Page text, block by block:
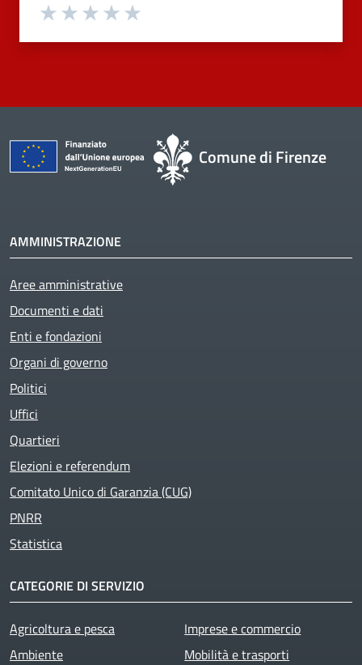
Valuta 4 stelle su 5
Valuta 3 stelle su 5
Valuta 2 stelle su 5
Valuta 1 stelle su 5
Comune di Firenze
AMMINISTRAZIONE
Aree amministrative
Documenti e dati
Enti e fondazioni
Organi di governo
Politici
Uffici
Quartieri
Elezioni e referendum
Comitato Unico di Garanzia (CUG)
PNRR
Statistica
CATEGORIE DI SERVIZIO
Agricoltura e pesca
Ambiente
Imprese e commercio
Mobilità e trasporti